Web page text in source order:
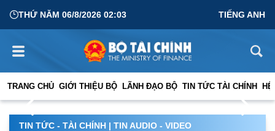
THỨ NĂM 06/8/2026 02:03 TIẾNG ANH
TRANG CHỦ GIỚI THIỆU BỘ LÃNH ĐẠO BỘ TIN TỨC TÀI CHÍNH HỆ
Tháo gỡ vướng mắc trong thực hiện các dự án, công
trình phục vụ APEC 2027 tại Phú Quốc
TIN TỨC - TÀI CHÍNH | TIN AUDIO - VIDEO